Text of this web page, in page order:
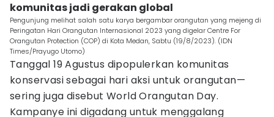
komunitas jadi gerakan global
Pengunjung melihat salah satu karya bergambar orangutan yang mejeng di
Peringatan Hari Orangutan Internasional 2023 yang digelar Centre For
Orangutan Protection (COP) di Kota Medan, Sabtu (19/8/2023). (IDN
Times/Prayugo Utomo)
Tanggal 19 Agustus dipopulerkan komunitas
konservasi sebagai hari aksi untuk orangutan—
sering juga disebut World Orangutan Day.
Kampanye ini digadang untuk menggalang